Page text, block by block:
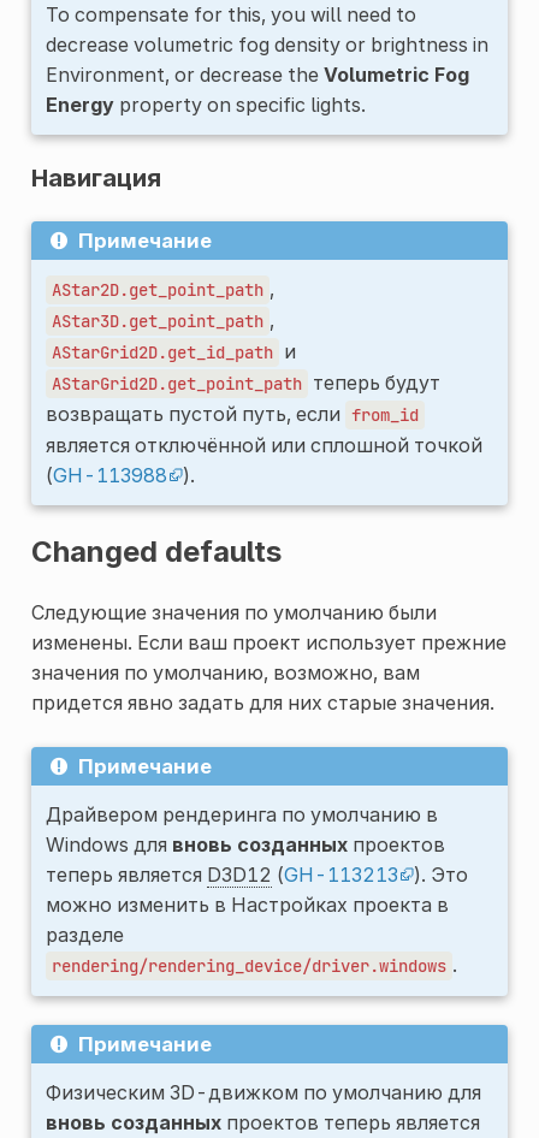
To compensate for this, you will need to
decrease volumetric fog density or brightness in
Environment, or decrease the Volumetric Fog
Energyproperty on specific lights.
Навигация
Примечание
AStar2D.get_point_path ,
AStar3D.get_point_path ,
AStarGrid2D.get_id_path и
AStarGrid2D.get_point_path теперь будут
возвращать пустой путь, если from_id
является отключённой или сплошной точкой
(GH-113988 ).
Changed defaults
Следующие значения по умолчанию были
изменены. Если ваш проект использует прежние
значения по умолчанию, возможно, вам
придется явно задать для них старые значения.
Примечание
Драйвером рендеринга по умолчанию в
Windows для вновь созданныхпроектов
теперь является D3D12 (GH-113213
). Это
можно изменить в Настройках проекта в
разделе
rendering/rendering_device/driver.windows .
Примечание
Физическим 3D-движком по умолчанию для
вновь созданныхпроектов теперь является